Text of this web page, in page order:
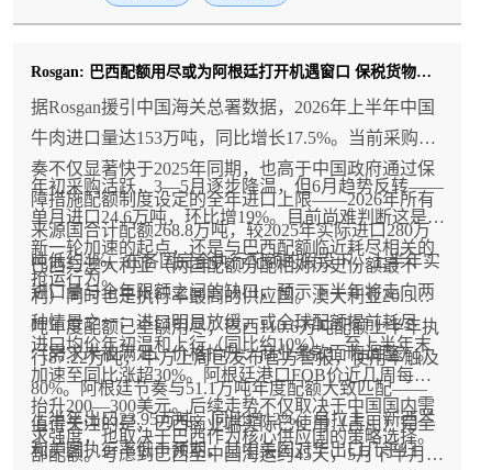
Rosgan: 巴西配额用尽或为阿根廷打开机遇窗口 保税货物延期使用明年配额谈判升温
据Rosgan援引中国海关总署数据，2026年上半年中国
牛肉进口量达153万吨，同比增长17.5%。当前采购节
奏不仅显著快于2025年同期，也高于中国政府通过保
障措施配额制度设定的全年进口上限——2026年所有
来源国合计配额268.8万吨，较2025年实际进口280万
吨低约4%。在各国完全执行配额的假设下，上半年实
进口量与全年限额之间的缺口，预示下半年将走向两
种情景之一：进口明显放缓，或全球配额提前耗尽
（需求未被满足、价格抬升、商业条款面临调整）。
年初采购活跃，3—5月逐步降温，但6月趋势反转——
单月进口24.6万吨，环比增19%。目前尚难判断这是
新一轮加速的起点，还是与巴西配额临近耗尽相关的
抢运行为。
巴西与澳大利亚（两国配额分配相对历史份额最不
利）同时也是执行率最高的供应国。澳大利亚20.5万
吨年度配额已全额用尽；巴西110.6万吨配额上半年执
行87.22万吨，中方上周已发布官方警报，使用率触及
80%。阿根廷节奏与51.1万吨年度配额大致匹配——
上半年出口23.95万吨，同比增12%。乌拉圭、新西兰
和美国执行率低于预期，其中美国对华出口几乎归
进口均价年初温和上行（同比约10%），至上半年末
加速至同比涨超30%。阿根廷港口FOB价近几周每吨
抬升200—300美元。后续走势不仅取决于中国国内需
求强度，也取决于巴西作为核心供应国的策略选择。
值得关注的是，巴西商业端实际已使用（占用）完全
部配额。考虑到巴西至中国海运约45天，5月下半月发